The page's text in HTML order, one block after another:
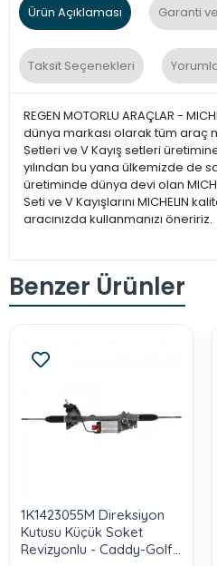
Ürün Açıklaması Garanti
Taksit Seçenekleri
REGEN MOTORLU ARAÇLAR -
dünya markası olarak tüm araç
Setleri ve V Kayış setleri
yılından bu yana ülkemizde de
üretiminde dünya devi olan
Seti ve V Kayışlarını MICHELIN
aracınızda kullanmanızı öneririz.
Benzer Ürünler
1K1423055M Direksiyon
Kutusu Küçük Soket
Revizyonlu - Caddy-Golf